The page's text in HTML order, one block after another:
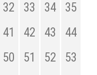
32 33 34
35
41 42 43
44
50 51 52
53